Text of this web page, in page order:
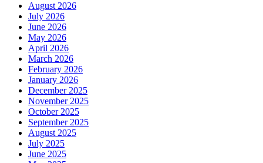
August 2026
July 2026
June 2026
May 2026
April 2026
March 2026
February 2026
January 2026
December 2025
November 2025
October 2025
September 2025
August 2025
July 2025
June 2025